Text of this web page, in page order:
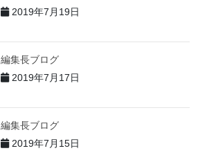
2019年7月19日
編集長ブログ
2019年7月17日
編集長ブログ
2019年7月15日